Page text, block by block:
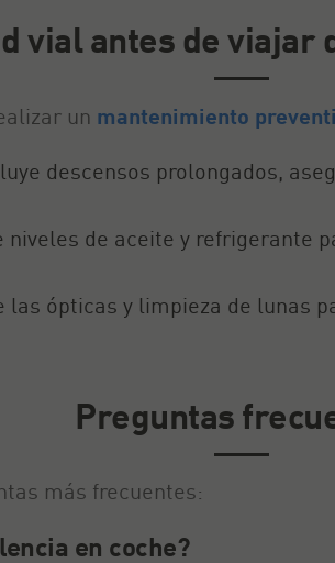
vial antes de viajar
un mantenimiento
descensos prolongados,
niveles de aceite y refrigerante
las ópticas y limpieza de lunas
Preguntas
más frecuentes:
en coche?